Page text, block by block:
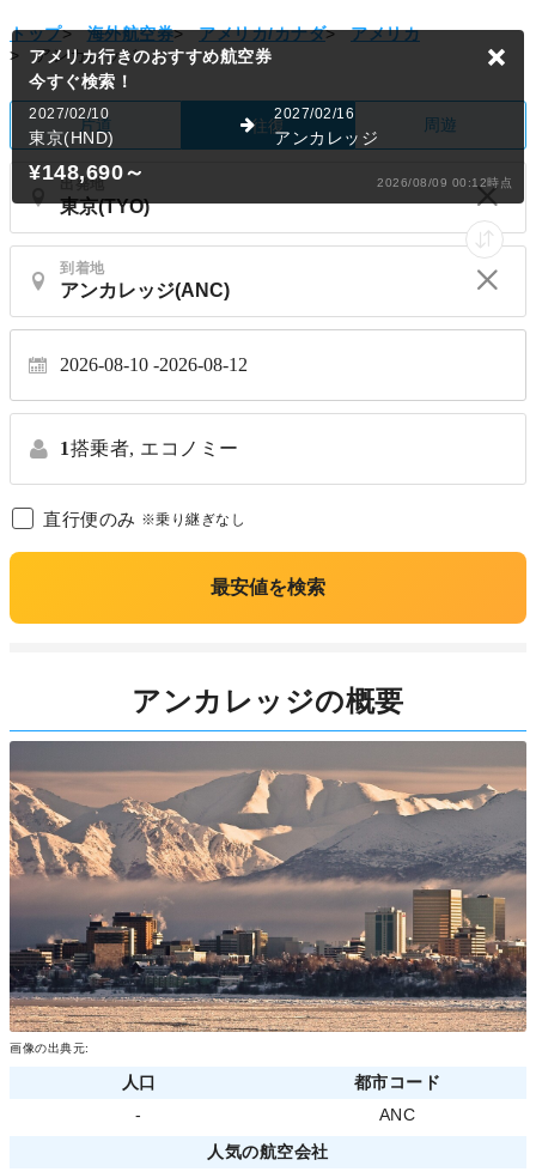
トップ> 海外航空券> アメリカ/カナダ>
アメリカ
>
アンカレッジ
片道 往復 周遊
出発地
到着地
2026-08-10 2026-08-12
1搭乗者, エコノミー
直行便のみ ※乗り継ぎなし
最安値を検索
アメリカ行きのおすすめ航空券
今すぐ検索！
2027/02/10
東京(HND)
2027/02/16
アンカレッジ
¥148,690～ 2026/08/09 00:12時点
アンカレッジの概要
画像の出典元:
人口
都市コード
-
ANC
人気の航空会社